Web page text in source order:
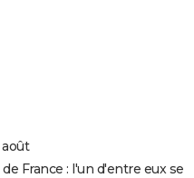
août
France : l'un d'entre eux se